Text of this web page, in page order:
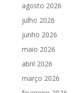
agosto 2026
julho 2026
junho 2026
maio 2026
abril 2026
março 2026